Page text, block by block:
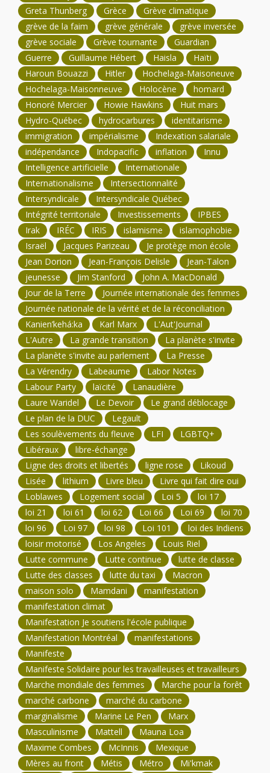
Greta Thunberg
Grèce
Grève climatique
grève de la faim
grève générale
grève inversée
grève sociale
Grève tournante
Guardian
Guerre
Guillaume Hébert Haisla
Haïti
Haroun Bouazzi
Hitler
Hochelaga-Maisoneuve
Hochelaga-Maisonneuve
Holocène
homard
Honoré Mercier
Howie Hawkins
Huit mars
Hydro-Québec
hydrocarbures
identitarisme
immigration
impérialisme
Indexation salariale
indépendance
Indopacific inflation
Innu
Intelligence artificielle
Internationale
Internationalisme
Intersectionnalité
Intersyndicale
Intersyndicale Québec
Intégrité territoriale
Investissements
IPBES
Irak
IRÉC IRIS islamisme
islamophobie
Israël
Jacques Parizeau
Je protège mon école
Jean Dorion
Jean-François Delisle
Jean-Talon
jeunesse
Jim Stanford
John A. MacDonald
Jour de la Terre
Journée internationale des femmes
Journée nationale de la vérité et de la réconciliation
Kanien’kehá:ka
Karl Marx
L'Aut'Journal
L'Autre
La grande transition
La planète s'invite
La planète s'invite au parlement
La Presse
La Vérendry
Labeaume
Labor Notes
Labour Party
laïcité
Lanaudière
Laure Waridel
Le Devoir
Le grand déblocage
Le plan de la DUC
Legault
Les soulèvements du fleuve
LFI
LGBTQ+
Libéraux
libre-échange
Ligne des droits et libertés
ligne rose
Likoud
Lisée
lithium Livre bleu
Livre qui fait dire oui
Loblawes
Logement social Loi 5
loi 17
loi 21
loi 61 loi 62 Loi 66 Loi 69
loi 70
loi 96
Loi 97 loi 98 Loi 101
loi des Indiens
loisir motorisé
Los Angeles
Louis Riel
Lutte commune
Lutte continue
lutte de classe
Lutte des classes
lutte du taxi
Macron
maison solo
Mamdani
manifestation
manifestation climat
Manifestation Je soutiens l'école publique
Manifestation Montréal
manifestations
Manifeste
Manifeste Solidaire pour les travailleuses et travailleurs
Marche mondiale des femmes
Marche pour la forêt
marché carbone
marché du carbone
marginalisme
Marine Le Pen
Marx
Masculinisme
Mattell
Mauna Loa
Maxime Combes
McInnis
Mexique
Mères au front
Métis Métro
Mi'kmak